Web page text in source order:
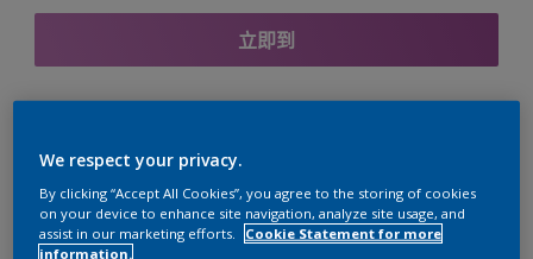
立即到
與之協調的色彩組合
We respect your privacy.
By clicking “Accept All Cookies”, you agree to the storing of cookies
on your device to enhance site navigation, analyze site usage, and
assist in our marketing efforts.
Cookie Statement for more
information.